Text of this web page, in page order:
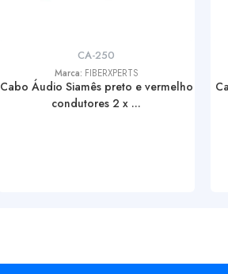
CA-250
Marca: FIBERXPERTS
Cabo Áudio Siamês preto e vermelho
condutores 2 x ...